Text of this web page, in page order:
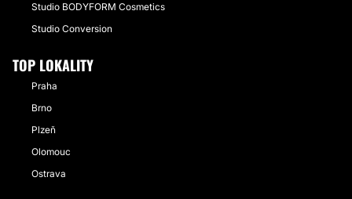
Studio BODYFORM Cosmetics
Studio Conversion
TOP LOKALITY
Praha
Brno
Plzeň
Olomouc
Ostrava